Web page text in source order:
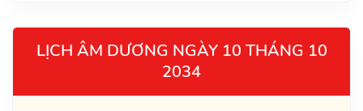
LỊCH ÂM DƯƠNG NGÀY 10 THÁNG 10
2034